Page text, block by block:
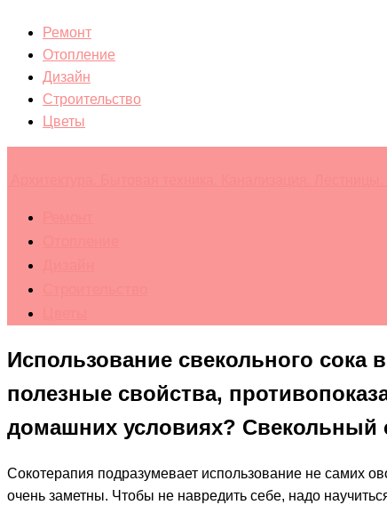
Ремонт
Отопление
Дизайн
Строительство
Цветы
Использование свекольного
полезные свойства,
домашних условиях? Свекольный
Сокотерапия подразумевает использование не самих
очень заметны. Чтобы не навредить себе, надо